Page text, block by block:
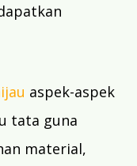
aspek-aspek
tata guna
material,